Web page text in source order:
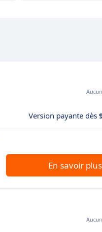
Version payante dès
En savoir plus